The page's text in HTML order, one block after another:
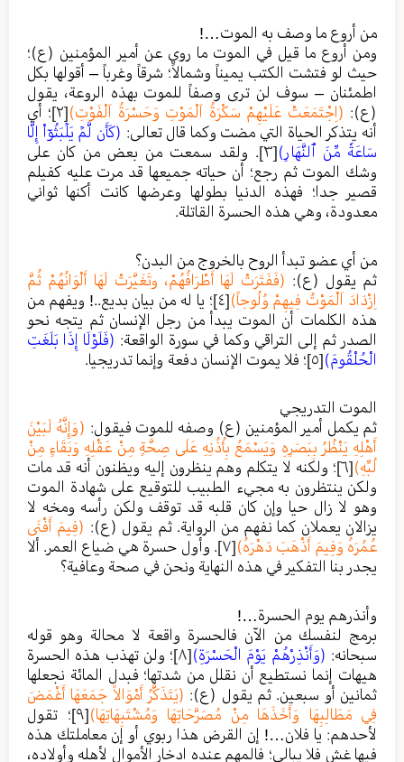
من أروع ما وصف به الموت…!
ومن أروع ما قيل في الموت ما روي عن أمير المؤمنين (ع)؛
حيث لو فتشت الكتب يميناً وشمالاً؛ شرقاً وغرباً – أقولها بكل
اطمئنان – سوف لن ترى وصفاً للموت بهذه الروعة، يقول
(ع): (اِجْتَمَعَتْ عَلَيْهِمْ سَكْرَةُ اَلْمَوْتِ وَحَسْرَةُ اَلْفَوْتِ)[٢]
؛ أي
أنه يتذكر الحياة التي مضت وكما قال تعالى: (كَأَن لَّمۡ يَلۡبَثُوٓاْ إِلَّا
سَاعَةٗ مِّنَ ٱلنَّهَارِ)[٣]
. ولقد سمعت من بعض من كان على
وشك الموت ثم رجع؛ أن حياته جميعها قد مرت عليه كفيلم
قصير جدا؛ فهذه الدنيا بطولها وعرضها كانت أكنها ثواني
معدودة، وهي هذه الحسرة القاتلة.
من أي عضو تبدأ الروح بالخروج من البدن؟
ثم يقول (ع): (فَفَتَرَتْ لَهَا أَطْرَافُهُمْ، وتَغَيَّرَتْ لَهَا أَلْوَانُهُمْ ثُمَّ
اِزْدَادَ اَلْمَوْتُ فِيهِمْ وُلُوجاً)[٤]
؛ يا له من بيان بديع..! ويفهم من
هذه الكلمات أن الموت يبدأ من رجل الإنسان ثم يتجه نحو
الصدر ثم إلى التراقي وكما في سورة الواقعة: (فَلَوْلَا إِذَا بَلَغَتِ
الْحُلْقُومَ)[٥] ؛ فلا يموت الإنسان دفعة وإنما تدريجيا.
الموت التدريجي
ثم يكمل أمير المؤمنين (ع) وصفه للموت فيقول: (وَإِنَّهُ لَبَيْنَ
أَهْلِهِ يَنْظُرُ بِبَصَرِهِ وَيَسْمَعُ بِأُذُنِهِ عَلَى صِحَّةٍ مِنْ عَقْلِهِ وَبَقَاءٍ مِنْ
لُبِّهِ)[٦]
؛ ولكنه لا يتكلم وهم ينظرون إليه ويظنون أنه قد مات
ولكن ينتظرون به مجيء الطبيب للتوقيع على شهادة الموت
وهو لا زال حيا وإن كان قلبه قد توقف ولكن رأسه ومخه لا
يزالان يعملان كما نفهم من الرواية. ثم يقول (ع): (فِيمَ أَفْنَى
عُمُرَهُ وَفِيمَ أَذْهَبَ دَهْرَهُ)[٧]
. وأول حسرة هي ضياع العمر. ألا
يجدر بنا التفكير في هذه النهاية ونحن في صحة وعافية؟
وأنذرهم يوم الحسرة…!
برمج لنفسك من الآن فالحسرة واقعة لا محالة وهو قوله
سبحانه: (وَأَنْذِرْهُمْ يَوْمَ الْحَسْرَةِ)[٨]
؛ ولن تهذب هذه الحسرة
هيهات إنما نستطيع أن نقلل من شدتها؛ فبدل المائة نجعلها
ثمانين أو سبعين. ثم يقول (ع): (يَتَذَكَّرُ أَمْوَالاً جَمَعَهَا أَغْمَضَ
فِي مَطَالِبِهَا وَأَخَذَهَا مِنْ مُصَرَّحَاتِهَا وَمُشْتَبِهَاتِهَا)[٩]
؛ تقول
لأحدهم: يا فلان…! إن القرض هذا ربوي أو إن معاملتك هذه
فيها غش فلا يبالي؛ فالمهم عنده ادخار الأموال لأهله وأولاده،